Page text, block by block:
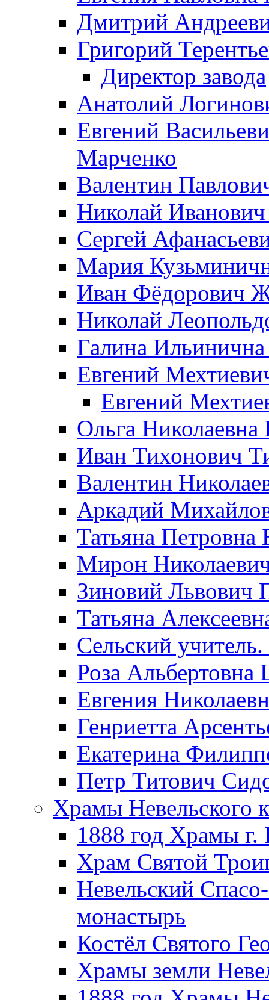
Дмитрий
Григорий
Директор завода
Анатолий
Евгений
Марченко
Валентин
Николай Иванович
Сергей
Мария
Иван Фёдорович
Николай
Галина
Евгений
Евгений
Ольга Николаевна
Иван Тихонович
Валентин
Аркадий
Татьяна Петровна
Мирон
Зиновий Львович
Татьяна
Сельский
Роза
Евгения
Генриетта
Екатерина
Петр Титович
Храмы Невельского
1888 год Храмы г.
Храм Святой
Невельский
монастырь
Костёл Святого
Храмы земли